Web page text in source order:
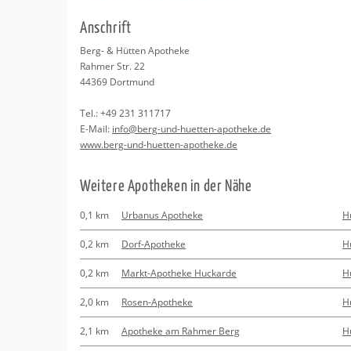
Beratung
Kurse
Regionale Tipps
An­schrift
Berg- & Hüt­ten Apo­the­ke
Rah­mer Str. 22
44369 Dort­mund
Tel.:+49 231 311717
E-Mail: info@​berg-​und-​huetten-​apotheke.​de
www.​berg-​und-​huetten-​apotheke.​de
Wei­te­re Apo­the­ken in der Nähe
0,1 km Urbanus Apotheke
0,2 km Dorf-Apotheke
0,2 km Markt-Apotheke Huckarde
2,0 km Rosen-Apotheke
2,1 km Apotheke am Rahmer Berg